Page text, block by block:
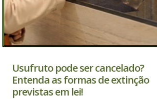
Usufruto pode ser cancelado?
Entenda as formas de extinção
previstas em lei!